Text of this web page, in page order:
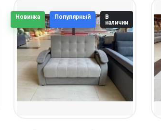
Новинка Популярный
В
наличии